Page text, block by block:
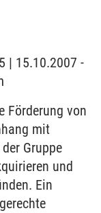
| 15.10.2007 -
Förderung von
mit
Gruppe
und
Ein